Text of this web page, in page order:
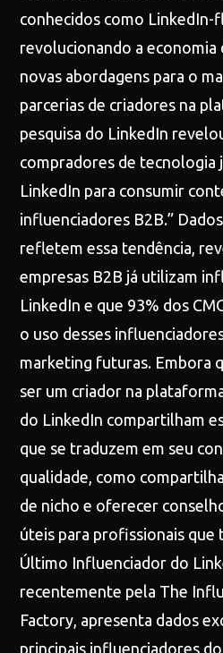
conhecidos como LinkedIn-
revolucionando a economia
novas abordagens para o
parcerias de criadores na
pesquisa do LinkedIn
compradores de tecnologia
LinkedIn para consumir
influenciadores B2B.”
refletem essa tendência,
empresas B2B já utilizam
LinkedIn e que 93% dos
o uso desses
marketing futuras. Embora
ser um criador na
do LinkedIn compartilham
que se traduzem em seu
qualidade, como
de nicho e oferecer
úteis para profissionais que
Último Influenciador do
recentemente pela The
Factory, apresenta dados
principais influenciadores